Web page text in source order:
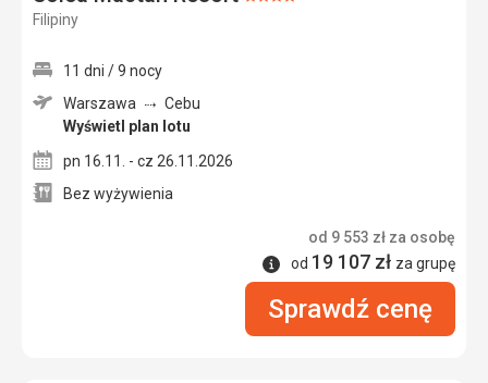
Filipiny
11 dni / 9 nocy
Warszawa
Cebu
Wyświetl plan lotu
pn 16.11. - cz 26.11.2026
Bez wyżywienia
od 9 553 zł za osobę
Informacje
od 19 107 zł za grupę
Sprawdź cenę